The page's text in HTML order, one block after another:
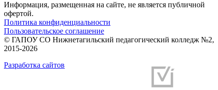
Информация, размещенная на сайте, не является публичной
офертой.
Политика конфиденциальности
Пользовательское соглашение
© ГАПОУ СО Нижнетагильский педагогический колледж №2,
2015-2026
Разработка сайтов